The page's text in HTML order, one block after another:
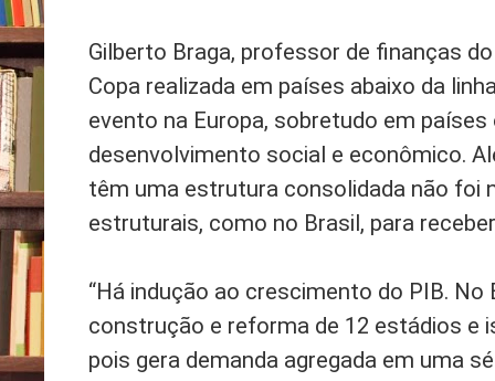
Gilberto Braga, professor de finanças
Copa realizada em países abaixo da
evento na Europa, sobretudo em
desenvolvimento social e econômico.
têm uma estrutura consolidada não foi
estruturais, como no Brasil, para
“Há indução ao crescimento do PIB.
construção e reforma de 12 estádios e
pois gera demanda agregada em uma